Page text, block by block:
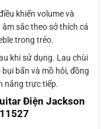
khiển volume và
sắc theo sở thích cá
trong trẻo.
khi sử dụng. Lau chùi
bẩn và mồ hôi, đồng
nắng trực tiếp.
Điện Jackson